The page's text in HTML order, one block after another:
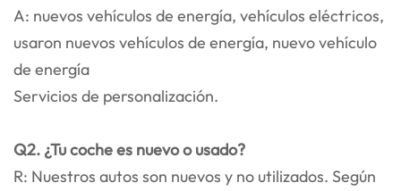
A: nuevos vehículos de energía, vehículos eléctricos,
usaron nuevos vehículos de energía, nuevo vehículo
de energía
Servicios de personalización.
Q2. ¿Tu coche es nuevo o usado?
R: Nuestros autos son nuevos y no utilizados. Según